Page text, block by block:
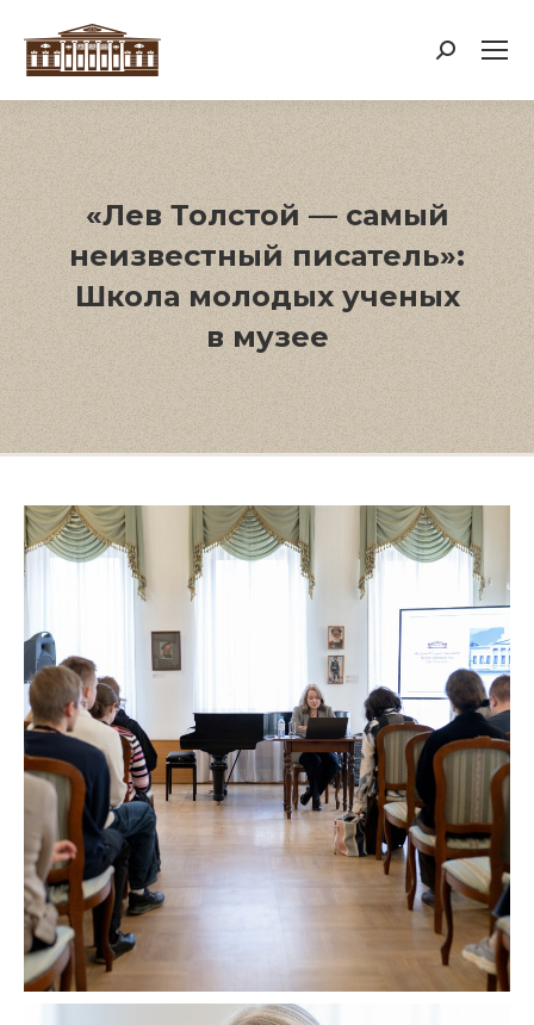
Поиск:
«Лев Толстой — самый
неизвестный писатель»:
Школа молодых ученых
в музее